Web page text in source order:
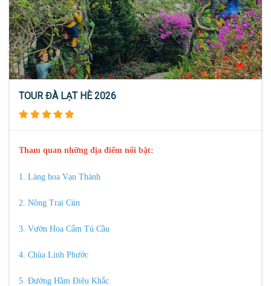
TOUR ĐÀ LẠT HÈ 2026
Tham quan những địa điểm nổi bật:
1. Làng hoa Vạn Thành
2. Nông Trại Cún
3. Vườn Hoa Cẩm Tú Cầu
4. Chùa Linh Phước
5. Đường Hầm Điêu Khắc